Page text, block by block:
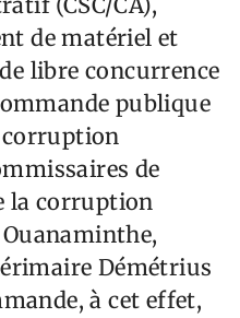
de matériel et
libre concurrence
publique
corruption
de
la corruption
Démétrius
à cet effet,